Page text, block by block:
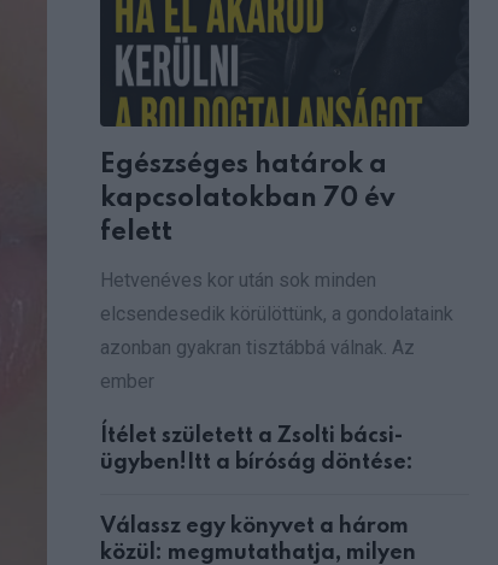
Egészséges határok a
kapcsolatokban 70 év
felett
Hetvenéves kor után sok minden
elcsendesedik körülöttünk, a gondolataink
azonban gyakran tisztábbá válnak. Az
ember
Ítélet született a Zsolti bácsi-
ügyben!Itt a bíróság döntése:
Válassz egy könyvet a három
közül: megmutathatja, milyen